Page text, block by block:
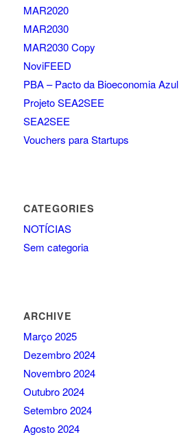
MAR2020
MAR2030
MAR2030 Copy
NoviFEED
PBA – Pacto da Bioeconomia Azul
Projeto SEA2SEE
SEA2SEE
Vouchers para Startups
CATEGORIES
NOTÍCIAS
Sem categoria
ARCHIVE
Março 2025
Dezembro 2024
Novembro 2024
Outubro 2024
Setembro 2024
Agosto 2024